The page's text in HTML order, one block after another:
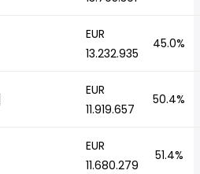
EUR
13.232.935
45.0%
EUR
11.919.657
50.4%
EUR
11.680.279
51.4%